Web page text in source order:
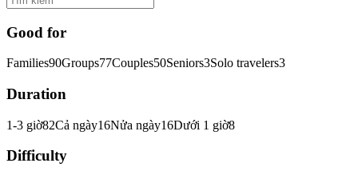
Good for
Families90Groups77Couples50Seniors3Solo travelers3
Duration
1-3 giờ82Cả ngày16Nửa ngày16Dưới 1 giờ8
Difficulty